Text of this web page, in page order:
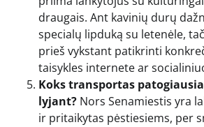
draugais. Ant kavinių durų
specialų lipduką su letenėle,
prieš vykstant patikrinti
taisykles internete ar
Koks transportas
lyjant? Nors Senamiestis yra
ir pritaikytas pėstiesiems, per